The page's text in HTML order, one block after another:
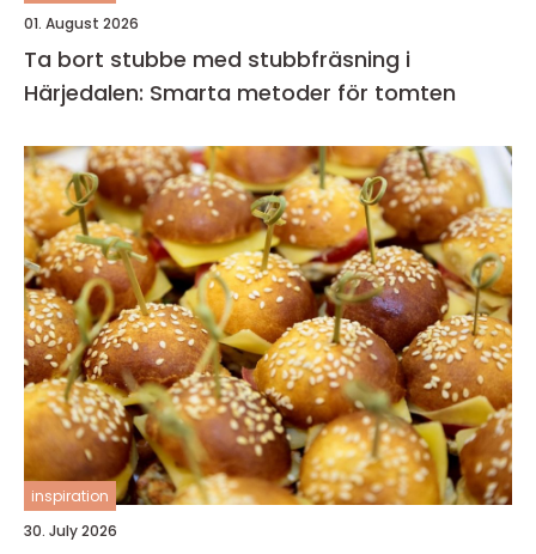
01. August 2026
Ta bort stubbe med stubbfräsning i
Härjedalen: Smarta metoder för tomten
inspiration
30. July 2026